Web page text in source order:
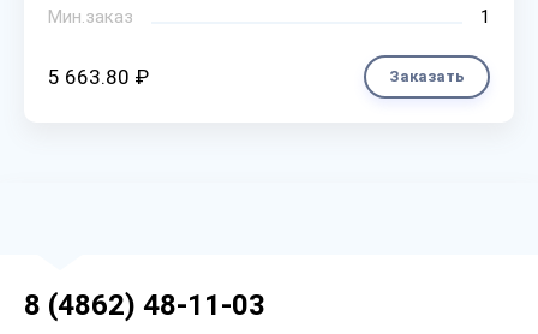
Мин.заказ
1
5 663.80 ₽ Заказать
8 (4862) 48-11-03